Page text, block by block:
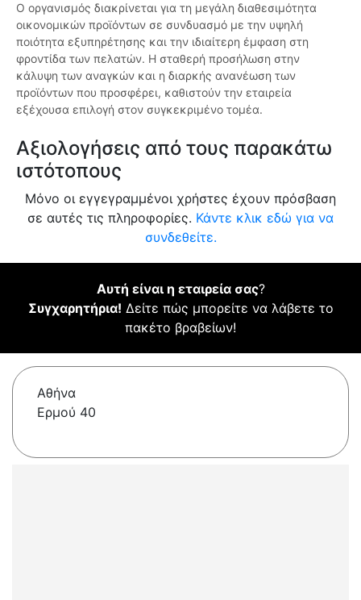
Ο οργανισμός διακρίνεται για τη μεγάλη διαθεσιμότητα
οικονομικών προϊόντων σε συνδυασμό με την υψηλή
ποιότητα εξυπηρέτησης και την ιδιαίτερη έμφαση στη
φροντίδα των πελατών. Η σταθερή προσήλωση στην
κάλυψη των αναγκών και η διαρκής ανανέωση των
προϊόντων που προσφέρει, καθιστούν την εταιρεία
εξέχουσα επιλογή στον συγκεκριμένο τομέα.
Αξιολογήσεις από τους παρακάτω
ιστότοπους
Μόνο οι εγγεγραμμένοι χρήστες έχουν πρόσβαση
σε αυτές τις πληροφορίες. Κάντε κλικ εδώ για να
συνδεθείτε.
Αυτή είναι η εταιρεία σας?
Συγχαρητήρια! Δείτε πώς μπορείτε να λάβετε το
πακέτο βραβείων!
Αθήνα
Ερμού 40